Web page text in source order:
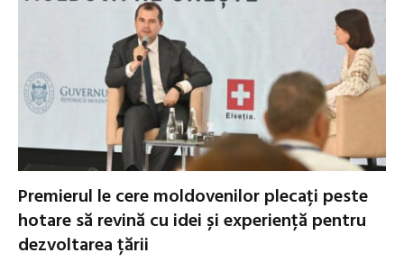
Premierul le cere moldovenilor plecați peste
hotare să revină cu idei și experiență pentru
dezvoltarea țării